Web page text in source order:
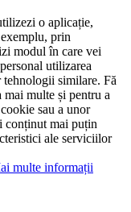
o aplicație,
prin
modul în care vei
utilizarea
similare. Fă
multe și pentru a
sau a unor
conținut mai puțin
ale serviciilor
multe informații